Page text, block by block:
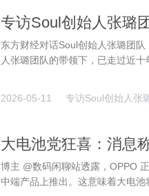
专访Soul创始人张璐
连接
东方财经对话Soul创始人张璐团
人张璐团队的带领下，已走过近十
2026-05-11 专访Soul创始人张
大电池党狂喜：消息
上，将率先在中端产
博主 @数码闲聊站透露，OPPO
中端产品上推出。这意味着大电